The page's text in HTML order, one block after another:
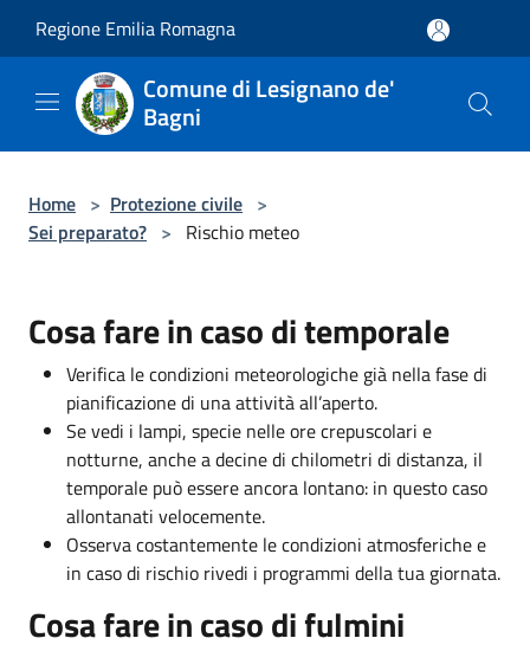
Regione Emilia Romagna
Comune di Lesignano de'
Bagni
Home > Protezione civile >
Sei preparato? > Rischio meteo
Cosa fare in caso di temporale
Verifica le condizioni meteorologiche già nella fase di
pianificazione di una attività all’aperto.
Se vedi i lampi, specie nelle ore crepuscolari e
notturne, anche a decine di chilometri di distanza, il
temporale può essere ancora lontano: in questo caso
allontanati velocemente.
Osserva costantemente le condizioni atmosferiche e
in caso di rischio rivedi i programmi della tua giornata.
Cosa fare in caso di fulmini